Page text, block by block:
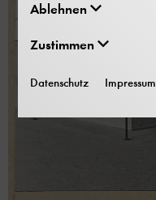
Ablehnen
Zustimmen
Datenschutz Impressum